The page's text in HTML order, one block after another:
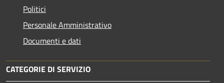
Politici
Personale Amministrativo
Documenti e dati
CATEGORIE DI SERVIZIO